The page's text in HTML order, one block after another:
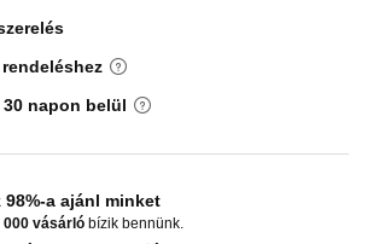
30 napon belül
a ajánl minket
000 vásárló bízik bennünk.